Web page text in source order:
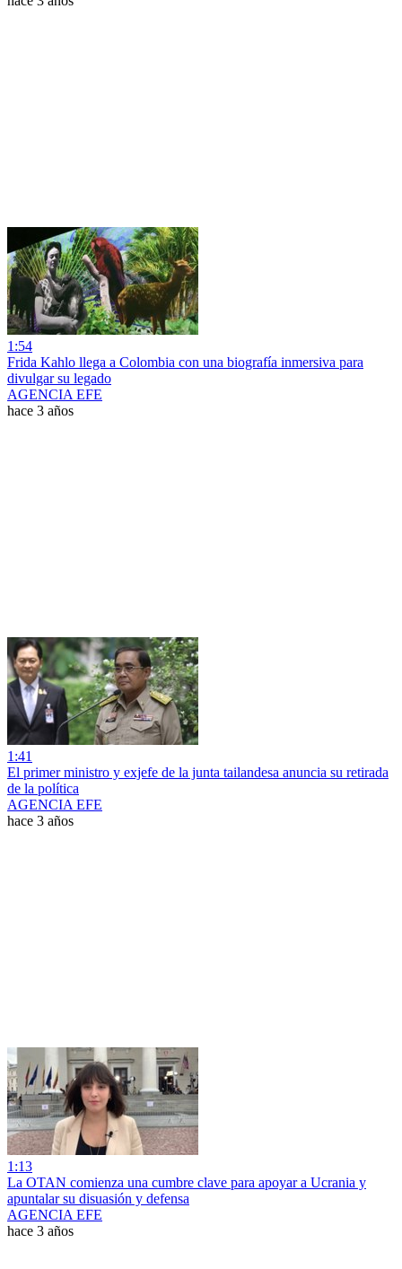
1:54
Frida Kahlo llega a Colombia con una biografía inmersiva para
divulgar su legado
AGENCIA EFE
hace 3 años
1:41
El primer ministro y exjefe de la junta tailandesa anuncia su retirada
de la política
AGENCIA EFE
hace 3 años
1:13
La OTAN comienza una cumbre clave para apoyar a Ucrania y
apuntalar su disuasión y defensa
AGENCIA EFE
hace 3 años